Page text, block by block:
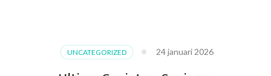
Single
UNCATEGORIZED 24 januari 2026